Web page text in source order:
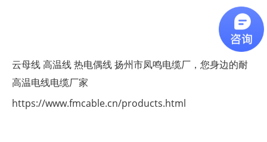
云母线高温线热电偶线扬州市凤鸣电缆厂，您身边的耐
高温电线电缆厂家
https://www.fmcable.cn/products.html